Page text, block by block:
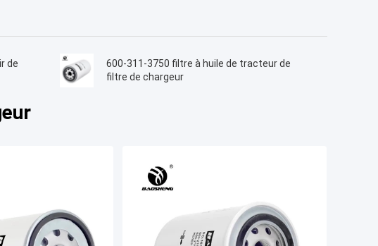
de
600-311-3750 filtre à huile de tracteur de
filtre de chargeur